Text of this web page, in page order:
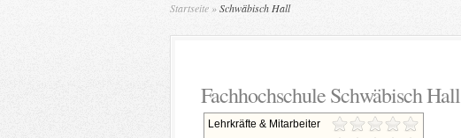
Startseite »Schwäbisch Hall
Fachhochschule Schwäbisch Hall
Lehrkräfte & Mitarbeiter